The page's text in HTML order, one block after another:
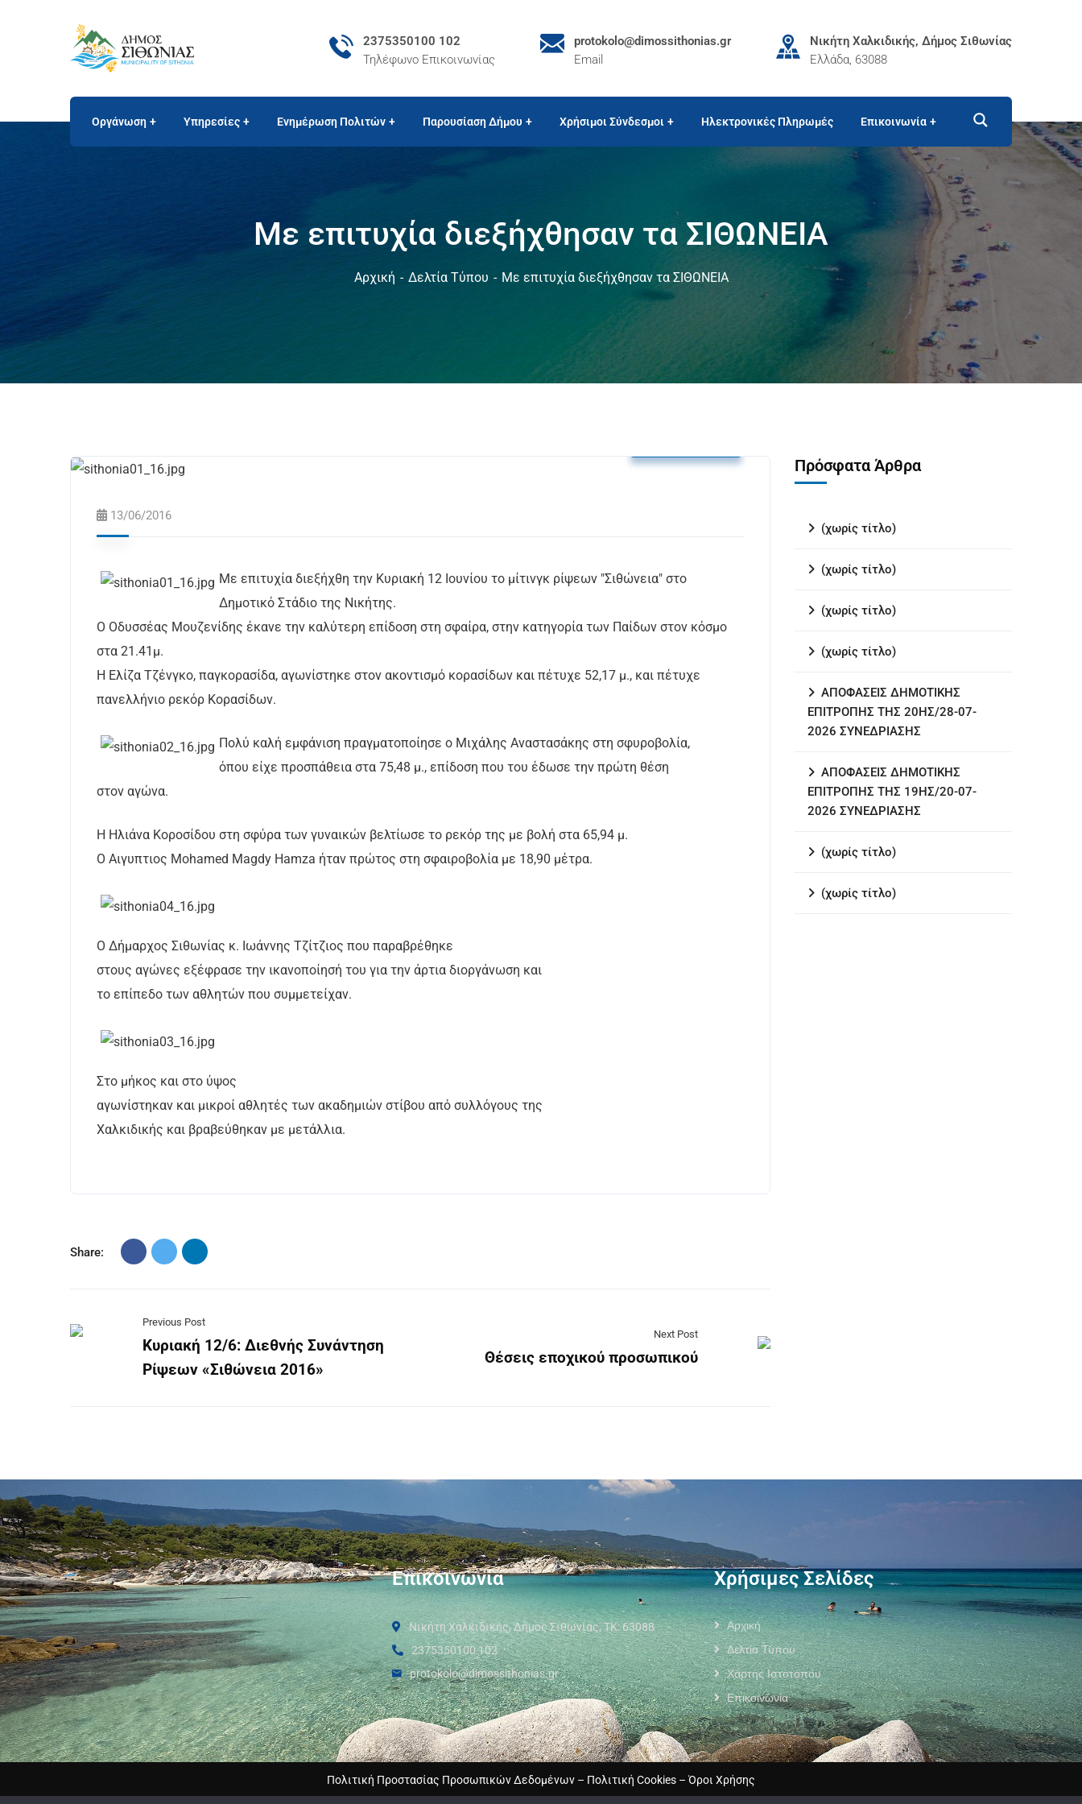
2375350100 102
Τηλέφωνο Επικοινωνίας
protokolo@dimossithonias.gr
Email
Νικήτη Χαλκιδικής, Δήμος Σιθωνίας
Ελλάδα, 63088
Οργάνωση Υπηρεσίες Ενημέρωση Πολιτών Παρουσίαση Δήμου Χρήσιμοι Σύνδεσμοι Ηλεκτρονικές Πληρωμές Επικοινωνία
Με επιτυχία διεξήχθησαν τα ΣΙΘΩΝΕΙΑ
Αρχική Δελτία Τύπου Με επιτυχία διεξήχθησαν τα ΣΙΘΩΝΕΙΑ
13/06/2016
Με επιτυχία διεξήχθη την Κυριακή 12 Ιουνίου το μίτινγκ ρίψεων "Σιθώνεια" στο
Δημοτικό Στάδιο της Νικήτης.
Ο Οδυσσέας Μουζενίδης έκανε την καλύτερη επίδοση στη σφαίρα, στην κατηγορία των Παίδων στον κόσμο
στα 21.41μ.
Η Ελίζα Τζένγκο, παγκορασίδα, αγωνίστηκε στον ακοντισμό κορασίδων και πέτυχε 52,17 μ., και πέτυχε
πανελλήνιο ρεκόρ Κορασίδων.
Πολύ καλή εμφάνιση πραγματοποίησε ο Μιχάλης Αναστασάκης στη σφυροβολία,
όπου είχε προσπάθεια στα 75,48 μ., επίδοση που του έδωσε την πρώτη θέση
στον αγώνα.
H Ηλιάνα Κοροσίδου στη σφύρα των γυναικών βελτίωσε το ρεκόρ της με βολή στα 65,94 μ.
Ο Αιγυπτιος Mohamed Magdy Hamza ήταν πρώτος στη σφαιροβολία με 18,90 μέτρα.
O Δήμαρχος Σιθωνίας κ. Ιωάννης Τζίτζιος που παραβρέθηκε
στους αγώνες εξέφρασε την ικανοποίησή του για την άρτια διοργάνωση και
το επίπεδο των αθλητών που συμμετείχαν.
Στο μήκος και στο ύψος
αγωνίστηκαν και μικροί αθλητές των ακαδημιών στίβου από συλλόγους της
Χαλκιδικής και βραβεύθηκαν με μετάλλια.
Share:
Previous Post
Κυριακή 12/6: Διεθνής Συνάντηση
Ρίψεων «Σιθώνεια 2016»
Next Post
Θέσεις εποχικού προσωπικού
Πρόσφατα Άρθρα
(χωρίς τίτλο)
(χωρίς τίτλο)
(χωρίς τίτλο)
(χωρίς τίτλο)
ΑΠΟΦΑΣΕΙΣ ΔΗΜΟΤΙΚΗΣ
ΕΠΙΤΡΟΠΗΣ ΤΗΣ 20ΗΣ/28-07-
2026 ΣΥΝΕΔΡΙΑΣΗΣ
ΑΠΟΦΑΣΕΙΣ ΔΗΜΟΤΙΚΗΣ
ΕΠΙΤΡΟΠΗΣ ΤΗΣ 19ΗΣ/20-07-
2026 ΣΥΝΕΔΡΙΑΣΗΣ
(χωρίς τίτλο)
(χωρίς τίτλο)
Επικοινωνία
Νικήτη Χαλκιδικής, Δήμος Σιθωνίας, ΤΚ: 63088
2375350100 102
protokolo@dimossithonias.gr
Χρήσιμες Σελίδες
Αρχική
Δελτία Τύπου
Χάρτης Ιστοτόπου
Επικοινωνία
Πολιτική Προστασίας Προσωπικών Δεδομένων – Πολιτική Cookies – Όροι Χρήσης